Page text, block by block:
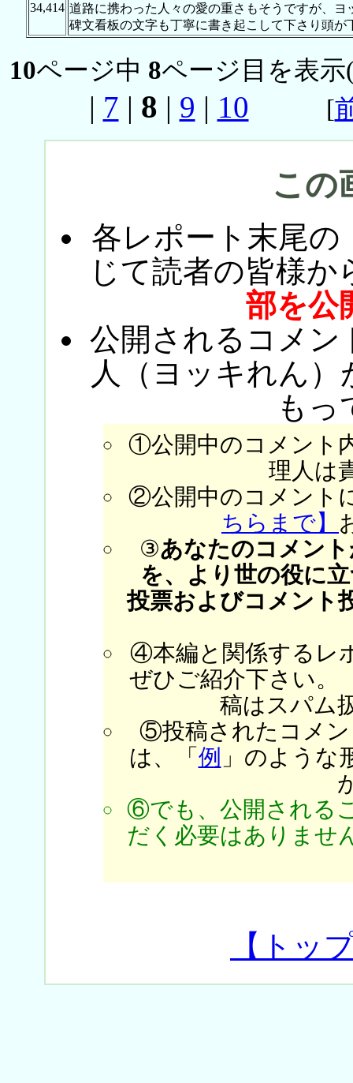
34,414 道路に携わった人々の愛の重さもそうですが、
碑文看板の文字も丁寧に書き起こして下さり頭が
10ページ中 8ページ目を表示
| 7 | 8 | 9 | 10 [
この
各レポート末尾の
じて読者の皆様か
部を公
公開されるコメン
人（ヨッキれん
もっ
①公開中のコメント
理人は
②公開中のコメント
ちらまで】
③あなたのコメン
を、より世の役に
投票およびコメント
④本編と関係するレ
ぜひご紹介下さい。
稿はスパム
⑤投稿されたコメン
は、「 例 」のような
⑥でも、公開される
だく必要はありませ
【トッ